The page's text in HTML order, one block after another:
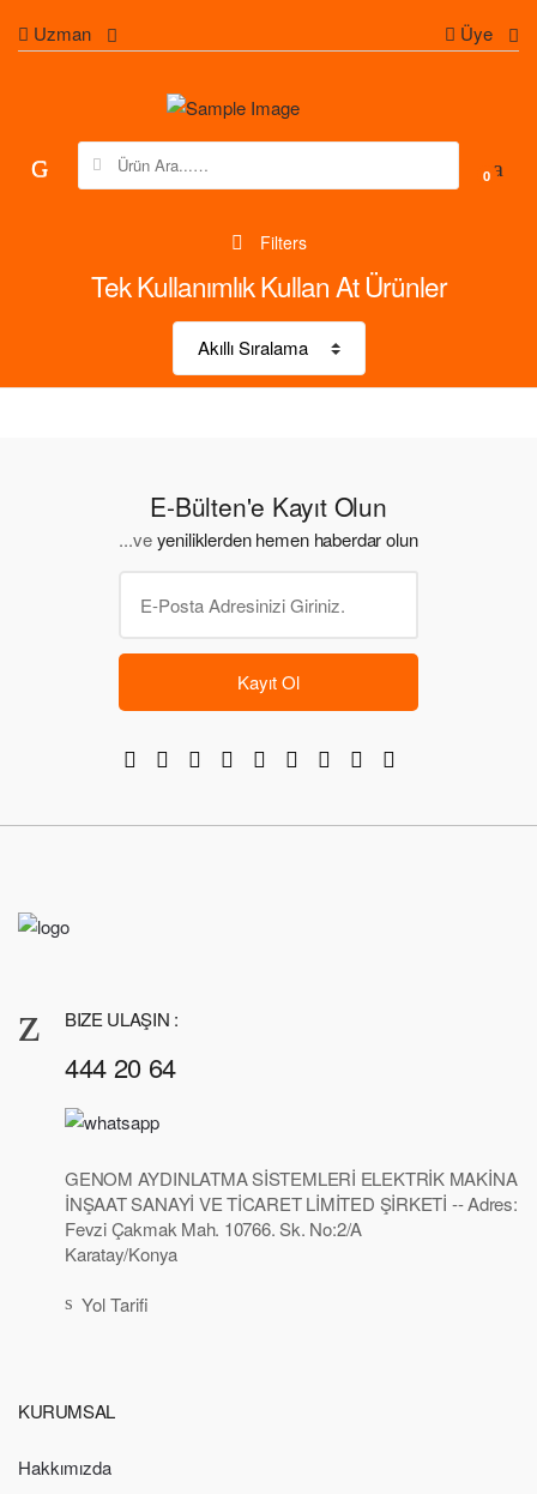
Uzman Üye
Search for:
0
Filters
Tek Kullanımlık Kullan At Ürünler
E-Bülten'e Kayıt Olun
...veyeniliklerden hemen haberdar olun
Kayıt Ol
BIZE ULAŞIN :
444 20 64
GENOM AYDINLATMA SİSTEMLERİ ELEKTRİK MAKİNA
İNŞAAT SANAYİ VE TİCARET LİMİTED ŞİRKETİ -- Adres:
Fevzi Çakmak Mah. 10766. Sk. No:2/A
Karatay/Konya
Yol Tarifi
KURUMSAL
Hakkımızda